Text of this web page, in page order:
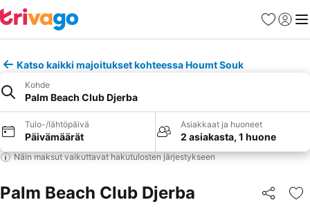
Suosikit
Katso kaikki majoitukset kohteessa Houmt Souk
Kohde
Palm Beach Club Djerba
Tulo-/lähtöpäivä
Päivämäärät
Asiakkaat ja huoneet
2 asiakasta, 1 huone
Näin maksut vaikuttavat hakutulosten järjestykseen
Palm Beach Club Djerba Jaa